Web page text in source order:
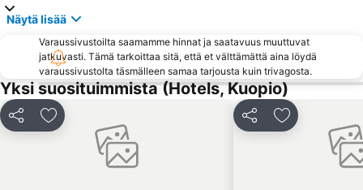
Näytä lisää
Varaussivustoilta saamamme hinnat ja saatavuus muuttuvat
jatkuvasti. Tämä tarkoittaa sitä, että et välttämättä aina löydä
varaussivustolta täsmälleen samaa tarjousta kuin trivagosta.
Yksi suosituimmista (Hotels, Kuopio)
Jaa Lisää suosikkeihin Jaa Lisää